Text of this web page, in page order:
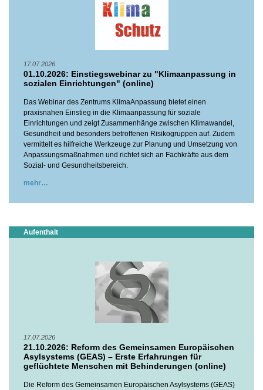
17.07.2026
01.10.2026: Einstiegswebinar zu "Klimaanpassung in
sozialen Einrichtungen" (online)
Das Webinar des Zentrums KlimaAnpassung bietet einen
praxisnahen Einstieg in die Klimaanpassung für soziale
Einrichtungen und zeigt Zusammenhänge zwischen Klimawandel,
Gesundheit und besonders betroffenen Risikogruppen auf. Zudem
vermittelt es hilfreiche Werkzeuge zur Planung und Umsetzung von
Anpassungsmaßnahmen und richtet sich an Fachkräfte aus dem
Sozial- und Gesundheitsbereich.
mehr
Aufenthalt
17.07.2026
21.10.2026: Reform des Gemeinsamen Europäischen
Asylsystems (GEAS) – Erste Erfahrungen für
geflüchtete Menschen mit Behinderungen (online)
Die Reform des Gemeinsamen Europäischen Asylsystems (GEAS)